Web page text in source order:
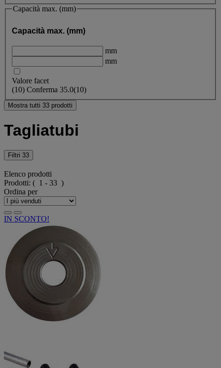
Capacità max. (mm)
Capacità max. (mm)
mm
mm
Valore facet
(10) Conferma 35.0(10)
Mostra tutti 33 prodotti
Tagliatubi
Filtri 33
Elenco prodotti
Prodotti: ( 1 - 33 )
Ordina per
IN SCONTO!